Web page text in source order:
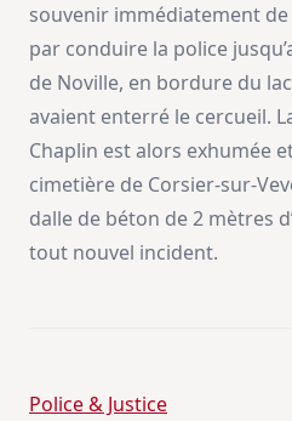
souvenir immédiatement
par conduire la police
de Noville, en bordure du
avaient enterré le cercueil.
Chaplin est alors exhumée
cimetière de Corsier-sur-
dalle de béton de 2 mètres
tout nouvel incident.
Police & Justice